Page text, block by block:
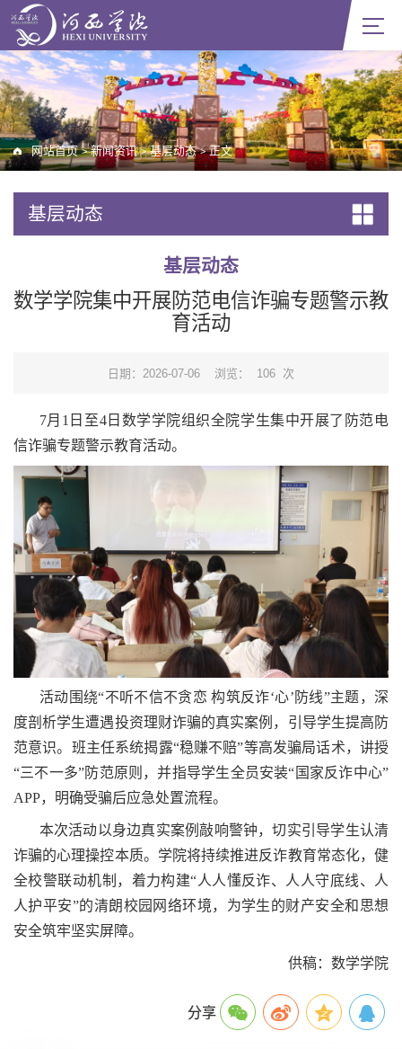
网站首页 > 新闻资讯 > 基层动态 > 正文
基层动态
基层动态
数学学院集中开展防范电信诈骗专题警示教
育活动
日期：2026-07-06 浏览： 106 次
7月1日至4日数学学院组织全院学生集中开展了防范电
信诈骗专题警示教育活动。
活动围绕“不听不信不贪恋 构筑反诈‘心’防线”主题，深
度剖析学生遭遇投资理财诈骗的真实案例，引导学生提高防
范意识。班主任系统揭露“稳赚不赔”等高发骗局话术，讲授
“三不一多”防范原则，并指导学生全员安装“国家反诈中心”
APP，明确受骗后应急处置流程。
本次活动以身边真实案例敲响警钟，切实引导学生认清
诈骗的心理操控本质。学院将持续推进反诈教育常态化，健
全校警联动机制，着力构建“人人懂反诈、人人守底线、人
人护平安”的清朗校园网络环境，为学生的财产安全和思想
安全筑牢坚实屏障。
供稿：数学学院
分享